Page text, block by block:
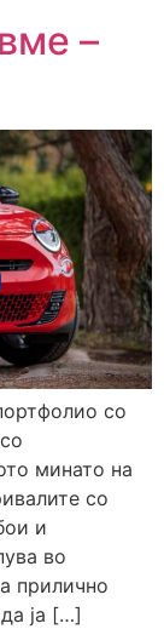
–
со
минато на
со
и
во
прилично
ја […]